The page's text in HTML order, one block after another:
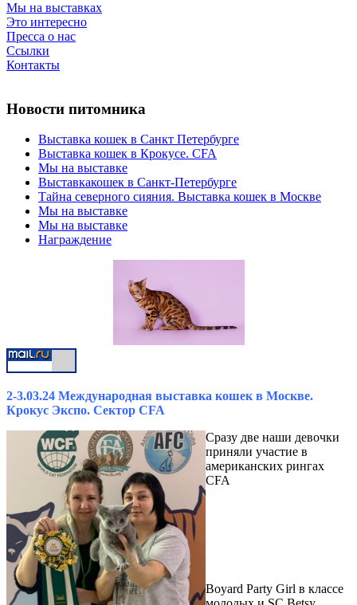
Мы на выставках
Это интересно
Пресса о нас
Ссылки
Контакты
Новости питомника
Выставка кошек в Санкт Петербурге
Выставка кошек в Крокусе. CFA
Мы на выставке
Выставкакошек в Санкт-Петербурге
Тайна северного сияния. Выставка кошек в Москве
Мы на выставке
Мы на выставке
Награждение
2-3.03.24 Международная выставка кошек в Москве.
Крокус Экспо. Сектор CFA
Сразу две наши девочки
приняли участие в
американских рингах
CFA
Boyard Party Girl в классе